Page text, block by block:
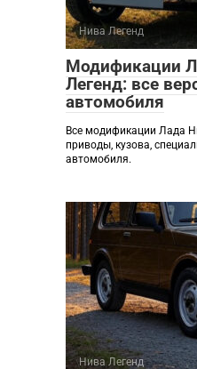
Нива Легенд
Модификации
Легенд: все
автомобиля
Все модификации Лада
приводы, кузова,
автомобиля.
Нива Легенд